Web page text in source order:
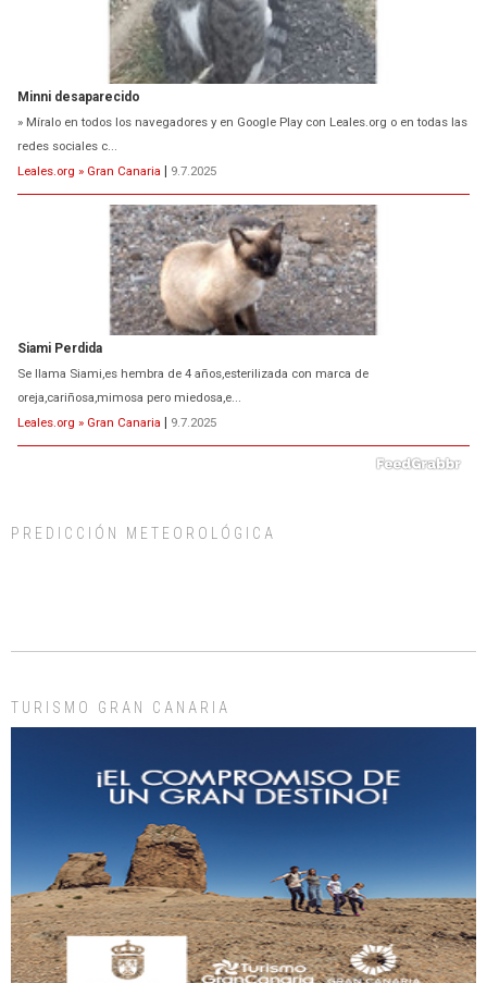
Minni desaparecido
» Míralo en todos los navegadores y en Google Play con Leales.org o en todas las
redes sociales c...
Leales.org » Gran Canaria | 9.7.2025
Siami Perdida
Se llama Siami,es hembra de 4 años,esterilizada con marca de
oreja,cariñosa,mimosa pero miedosa,e...
Leales.org » Gran Canaria | 9.7.2025
días, ella incluida...
Gato manso encontrado
Este gato macho ha aparecido en la calle hace menos de un mes, es muy
manso y extremadamente cari...
Leales.org » Gran Canaria | 9.7.2025
PREDICCIÓN METEOROLÓGICA
TURISMO GRAN CANARIA